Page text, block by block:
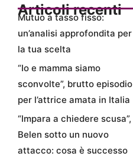
Articoli recenti
Mutuo a tasso fisso:
un’analisi approfondita per
la tua scelta
“Io e mamma siamo
sconvolte”, brutto episodio
per l’attrice amata in Italia
“Impara a chiedere scusa”,
Belen sotto un nuovo
attacco: cosa è successo